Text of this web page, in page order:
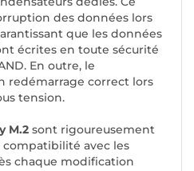
des données lors
que les données
écrites en toute sécurité
En outre, le
redémarrage correct lors
tension.
M.2 sont rigoureusement
avec les
chaque modification